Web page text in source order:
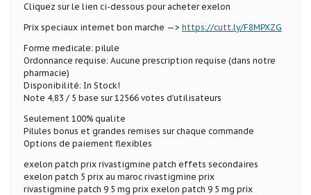
Cliquez sur le lien ci-dessous pour acheter exelon
Prix speciaux internet bon marche —> https://cutt.ly/F8MPXZG
Forme medicale: pilule
Ordonnance requise: Aucune prescription requise (dans notre
pharmacie)
Disponibilité: In Stock!
Note 4,83 / 5 base sur 12566 votes d’utilisateurs
Seulement 100% qualite
Pilules bonus et grandes remises sur chaque commande
Options de paiement flexibles
exelon patch prix rivastigmine patch effets secondaires
exelon patch 5 prix au maroc rivastigmine prix
rivastigmine patch 9 5 mg prix exelon patch 9 5 mg prix